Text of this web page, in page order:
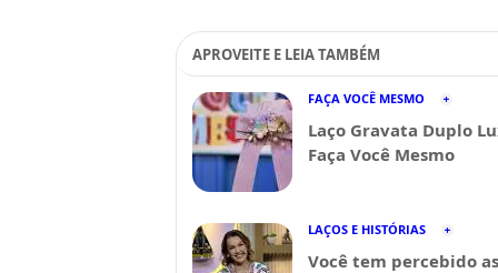
APROVEITE E LEIA TAMBÉM
FAÇA VOCÊ MESMO
Laço Gravata Duplo
Faça Você Mesmo
LAÇOS E HISTÓRIAS
Você tem percebido as